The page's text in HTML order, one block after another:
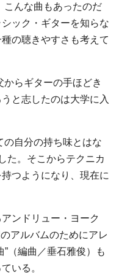
こんな曲もあったのだ
ック・ギターを知らな
の聴きやすさも考えて
らギターの手ほどき
と志したのは大学に入
の自分の持ち味とはな
た。そこからテクニカ
つようになり、現在に
ンドリュー・ヨーク
アルバムのためにアレ
”（編曲／垂石雅俊）も
いる。